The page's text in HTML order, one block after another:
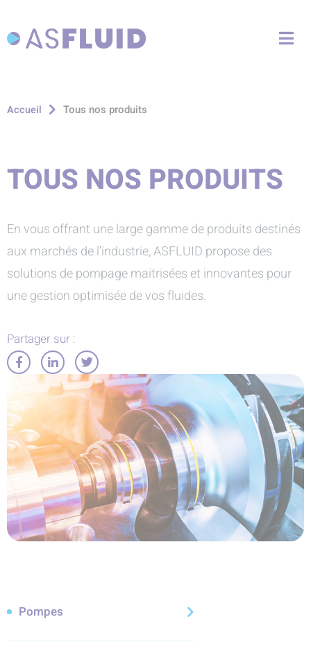
Aller à la recherche
Accueil Tous nos produits
TOUS NOS PRODUITS
En vous offrant une large gamme de produits destinés
aux marchés de l’industrie, ASFLUID propose des
solutions de pompage maitrisées et innovantes pour
une gestion optimisée de vos fluides.
Partager sur :
Partager
Facebook
Partager
sur
LinkedIn
Partager
sur
Twitter
Pompes